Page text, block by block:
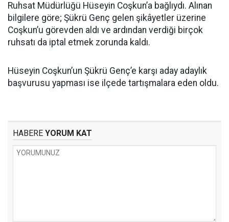
Ruhsat Müdürlüğü Hüseyin Coşkun’a bağlıydı. Alınan
bilgilere göre; Şükrü Genç gelen şikâyetler üzerine
Coşkun’u görevden aldı ve ardından verdiği birçok
ruhsatı da iptal etmek zorunda kaldı.
Hüseyin Coşkun’un Şükrü Genç’e karşı aday adaylık
başvurusu yapması ise ilçede tartışmalara eden oldu.
HABERE YORUM KAT